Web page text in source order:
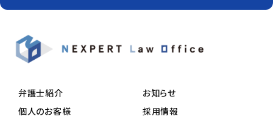
弁護士紹介
個人のお客様
お知らせ
採用情報